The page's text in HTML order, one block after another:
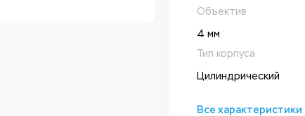
Объектив
4 мм
Тип корпуса
Цилиндрический
Все характеристики